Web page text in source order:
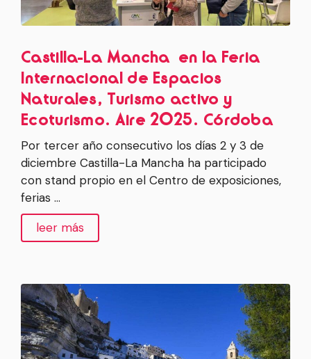
Castilla-La Mancha en la Feria
Internacional de Espacios
Naturales, Turismo activo y
Ecoturismo. Aire 2025. Córdoba
Por tercer año consecutivo los días 2 y 3 de
diciembre Castilla-La Mancha ha participado
con stand propio en el Centro de exposiciones,
ferias …
leer más